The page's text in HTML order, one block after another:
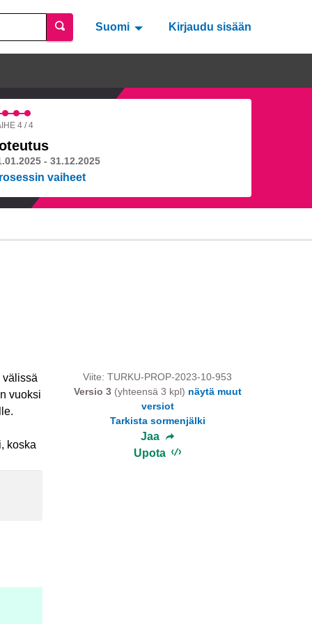
Suomi Valitse kieli Välj språk
Kirjaudu sisään
4 / 4
- 31.12.2025
vaiheet
välissä
vuoksi
koska
Viite: TURKU-PROP-2023-10-953
Versio 3(yhteensä 3 kpl) näytä muut
versiot
Tarkista sormenjälki
Jaa
Upota